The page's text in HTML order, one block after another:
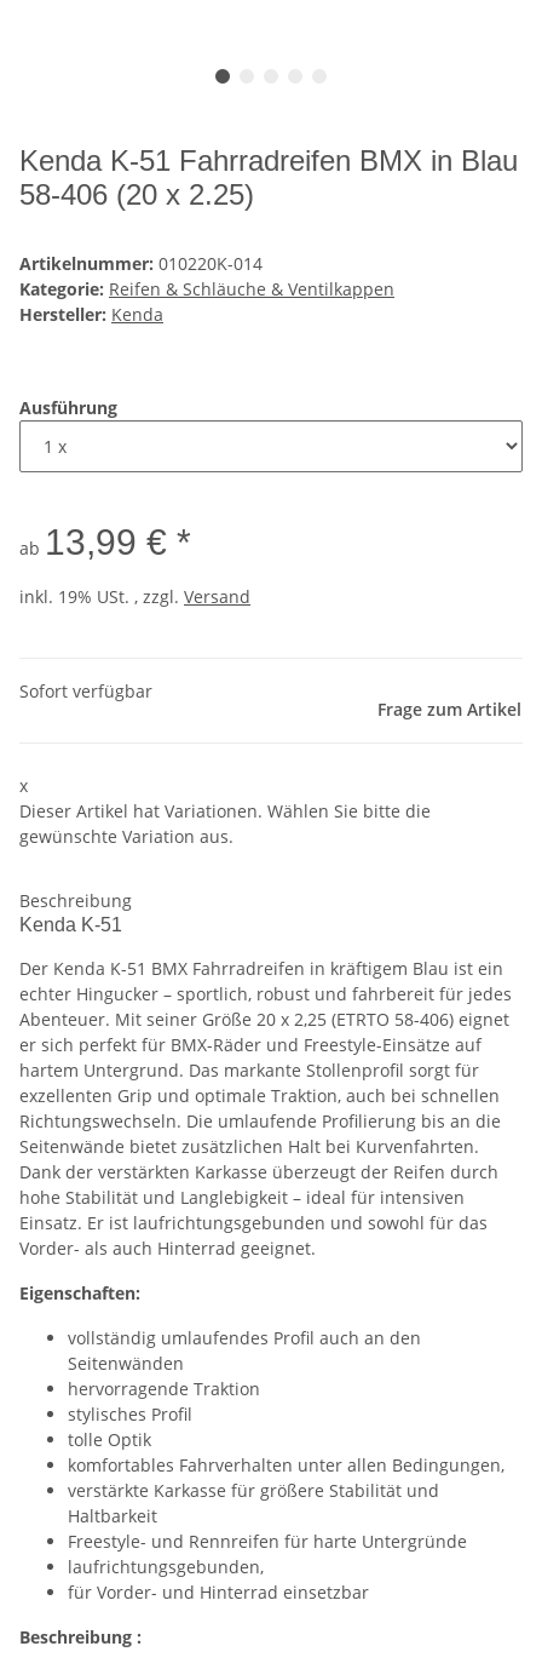
Kenda K-51 Fahrradreifen BMX in Blau
58-406 (20 x 2.25)
Artikelnummer: 010220K-014
Kategorie: Reifen & Schläuche & Ventilkappen
Hersteller: Kenda
Ausführung
ab 13,99 € *
inkl. 19% USt. , zzgl. Versand
Sofort verfügbar
Frage zum Artikel
x
Dieser Artikel hat Variationen. Wählen Sie bitte die
gewünschte Variation aus.
Beschreibung
Kenda K-51
Der Kenda K-51 BMX Fahrradreifen in kräftigem Blau ist ein
echter Hingucker – sportlich, robust und fahrbereit für jedes
Abenteuer. Mit seiner Größe 20 x 2,25 (ETRTO 58-406) eignet
er sich perfekt für BMX-Räder und Freestyle-Einsätze auf
hartem Untergrund. Das markante Stollenprofil sorgt für
exzellenten Grip und optimale Traktion, auch bei schnellen
Richtungswechseln. Die umlaufende Profilierung bis an die
Seitenwände bietet zusätzlichen Halt bei Kurvenfahrten.
Dank der verstärkten Karkasse überzeugt der Reifen durch
hohe Stabilität und Langlebigkeit – ideal für intensiven
Einsatz. Er ist laufrichtungsgebunden und sowohl für das
Vorder- als auch Hinterrad geeignet.
Eigenschaften:
vollständig umlaufendes Profil auch an den
Seitenwänden
hervorragende Traktion
stylisches Profil
tolle Optik
komfortables Fahrverhalten unter allen Bedingungen,
verstärkte Karkasse für größere Stabilität und
Haltbarkeit
Freestyle- und Rennreifen für harte Untergründe
laufrichtungsgebunden,
für Vorder- und Hinterrad einsetzbar
Beschreibung :